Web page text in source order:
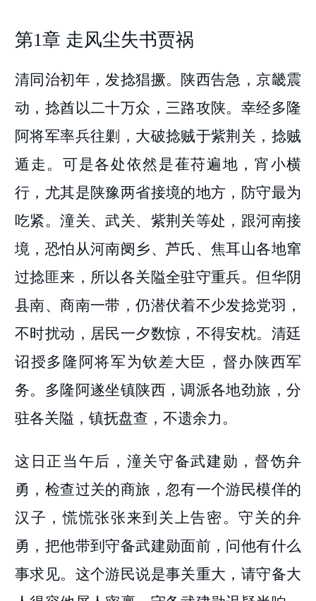
第1章 走风尘失书贾祸